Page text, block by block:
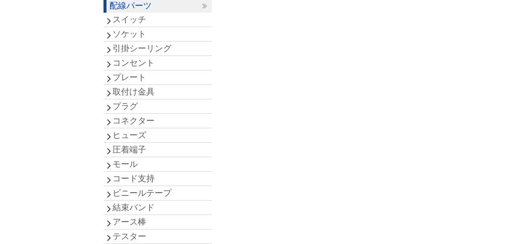
配線パーツ
スイッチ
ソケット
引掛シーリング
コンセント
プレート
取付け金具
プラグ
コネクター
ヒューズ
圧着端子
モール
コード支持
ビニールテープ
結束バンド
アース棒
テスター